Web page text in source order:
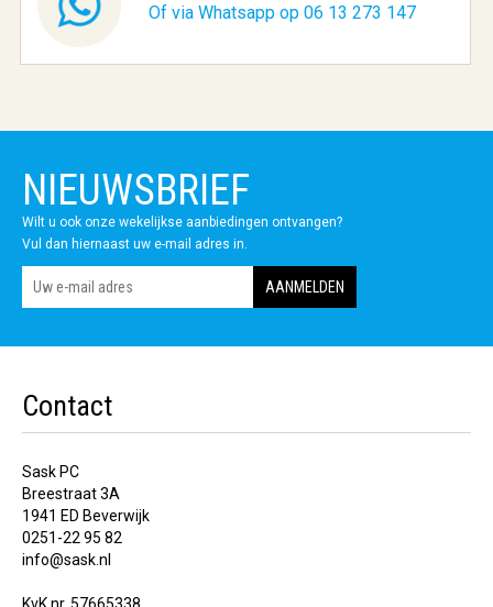
Of via Whatsapp op 06 13 273 147
NIEUWSBRIEF
Wilt u ook onze wekelijkse aanbiedingen ontvangen?
Vul dan hiernaast uw e-mail adres in.
Contact
Sask PC
Breestraat 3A
1941 ED Beverwijk
0251-22 95 82
info@sask.nl